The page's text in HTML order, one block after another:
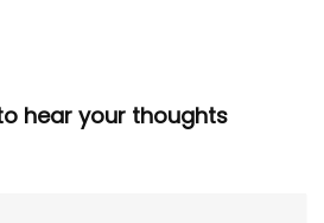
hear your thoughts